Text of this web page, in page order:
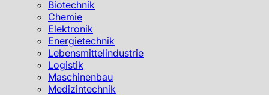
Biotechnik
Chemie
Elektronik
Energietechnik
Lebensmittelindustrie
Logistik
Maschinenbau
Medizintechnik